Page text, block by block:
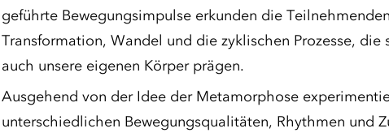
geführte Bewegungsimpulse erkunden die
Transformation, Wandel und die zyklischen Prozesse,
auch unsere eigenen Körper prägen.
Ausgehend von der Idee der Metamorphose
unterschiedlichen Bewegungsqualitäten, Rhythmen und